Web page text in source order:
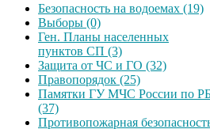
Безопасность на водоемах (19)
Выборы (0)
Ген. Планы населенных
пунктов СП (3)
Защита от ЧС и ГО (32)
Правопорядок (25)
Памятки ГУ МЧС России по
(37)
Противопожарная